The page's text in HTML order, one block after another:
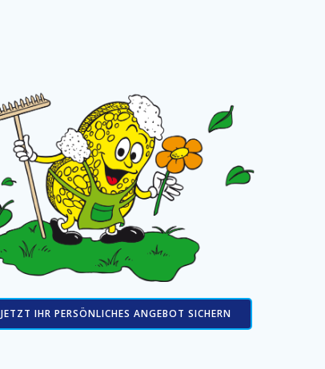
JETZT IHR PERSÖNLICHES ANGEBOT SICHERN